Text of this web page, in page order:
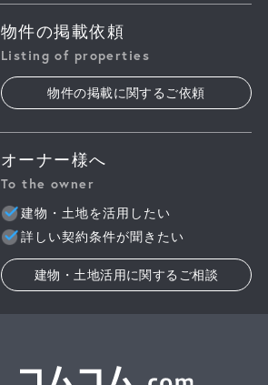
物件の掲載依頼
Listing of properties
物件の掲載に関するご依頼
オーナー様へ
To the owner
建物・土地を活用したい
詳しい契約条件が聞きたい
建物・土地活用に関するご相談